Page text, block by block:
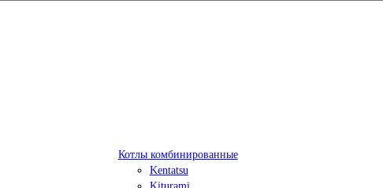
Котлы комбинированные
Kentatsu